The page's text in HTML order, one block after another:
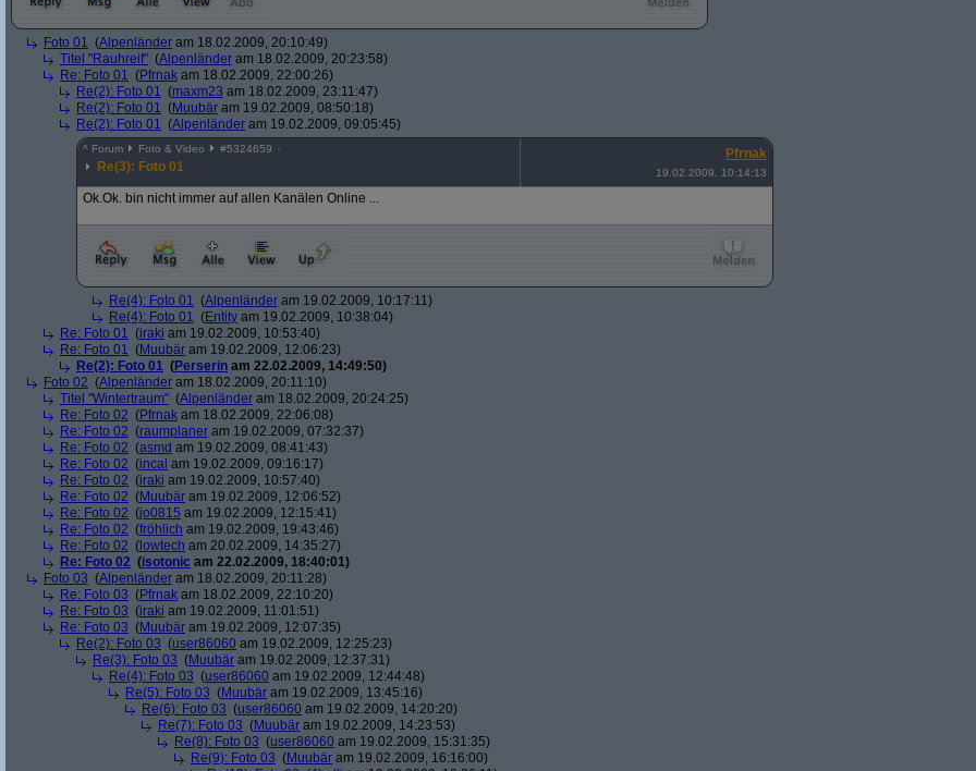
Foto 01 (Alpenländer am 18.02.2009, 20:10:49)
Titel "Rauhreif" (Alpenländer am 18.02.2009, 20:23:58)
Re: Foto 01 (Pfrnak am 18.02.2009, 22:00:26)
Re(2): Foto 01 (maxm23 am 18.02.2009, 23:11:47)
Re(2): Foto 01 (Muubär am 19.02.2009, 08:50:18)
Re(2): Foto 01 (Alpenländer am 19.02.2009, 09:05:45)
^ Forum Foto & Video #5324659
Re(3): Foto 01
Pfrnak
19.02.2009, 10:14:13
Ok.Ok. bin nicht immer auf allen Kanälen Online ...
Re(4): Foto 01 (Alpenländer am 19.02.2009, 10:17:11)
Re(4): Foto 01 (Entity am 19.02.2009, 10:38:04)
Re: Foto 01 (iraki am 19.02.2009, 10:53:40)
Re: Foto 01 (Muubär am 19.02.2009, 12:06:23)
Re(2): Foto 01 (Perserin am 22.02.2009, 14:49:50)
Foto 02 (Alpenländer am 18.02.2009, 20:11:10)
Titel "Wintertraum" (Alpenländer am 18.02.2009, 20:24:25)
Re: Foto 02 (Pfrnak am 18.02.2009, 22:06:08)
Re: Foto 02 (raumplaner am 19.02.2009, 07:32:37)
Re: Foto 02 (asmd am 19.02.2009, 08:41:43)
Re: Foto 02 (incal am 19.02.2009, 09:16:17)
Re: Foto 02 (iraki am 19.02.2009, 10:57:40)
Re: Foto 02 (Muubär am 19.02.2009, 12:06:52)
Re: Foto 02 (jo0815 am 19.02.2009, 12:15:41)
Re: Foto 02 (fröhlich am 19.02.2009, 19:43:46)
Re: Foto 02 ( lowtech am 20.02.2009, 14:35:27)
Re: Foto 02 (isotonic am 22.02.2009, 18:40:01)
Foto 03 (Alpenländer am 18.02.2009, 20:11:28)
Re: Foto 03 (Pfrnak am 18.02.2009, 22:10:20)
Re: Foto 03 (iraki am 19.02.2009, 11:01:51)
Re: Foto 03 (Muubär am 19.02.2009, 12:07:35)
Re(2): Foto 03 (user86060 am 19.02.2009, 12:25:23)
Re(3): Foto 03 (Muubär am 19.02.2009, 12:37:31)
Re(4): Foto 03 (user86060 am 19.02.2009, 12:44:48)
Re(5): Foto 03 (Muubär am 19.02.2009, 13:45:16)
Re(6): Foto 03 (user86060 am 19.02.2009, 14:20:20)
Re(7): Foto 03 (Muubär am 19.02.2009, 14:23:53)
Re(8): Foto 03 (user86060 am 19.02.2009, 15:31:35)
Re(9): Foto 03 (Muubär am 19.02.2009, 16:16:00)